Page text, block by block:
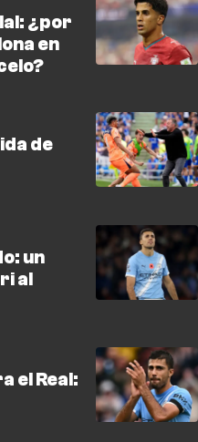
¿por
en
de
un
al
el Real: